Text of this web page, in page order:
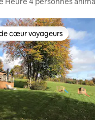
cœur voyageurs les plus
cœur voyageurs